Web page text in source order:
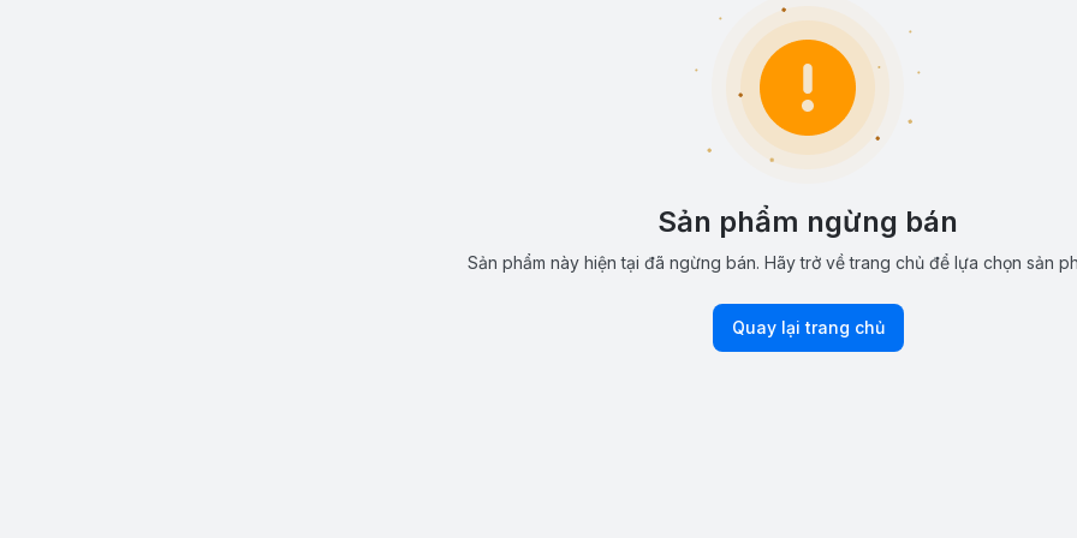
Sản phẩm ngừng bán
Sản phẩm này hiện tại đã ngừng bán. Hãy trở về trang chủ để lựa chọn sản
Quay lại trang chủ